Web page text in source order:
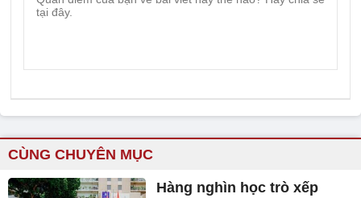
CÙNG CHUYÊN MỤC
Hàng nghìn học trò xếp